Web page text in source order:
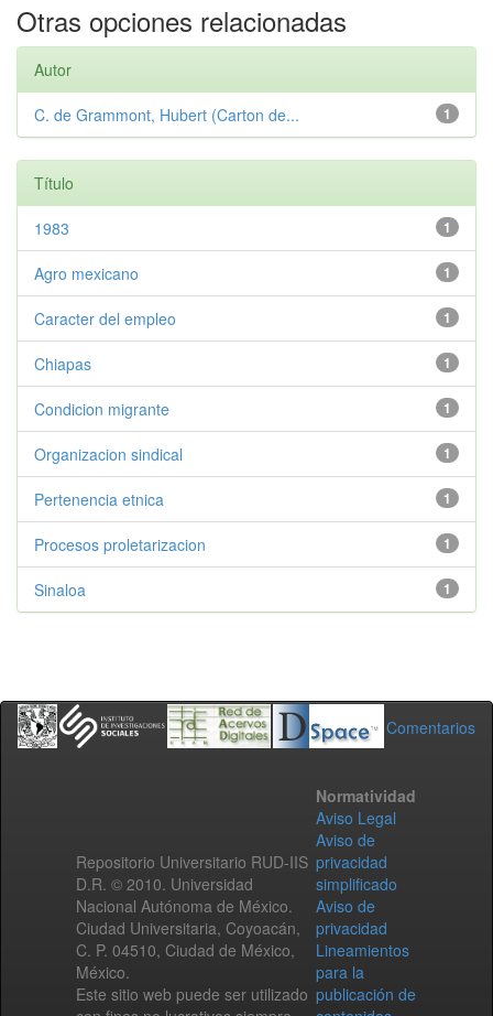
Otras opciones relacionadas
Autor
1
C. de Grammont, Hubert (Carton de...
Título
1
1983
1
Agro mexicano
1
Caracter del empleo
1
Chiapas
1
Condicion migrante
1
Organizacion sindical
1
Pertenencia etnica
1
Procesos proletarizacion
1
Sinaloa
Comentarios
Repositorio Universitario RUD-IIS
D.R. © 2010. Universidad
Nacional Autónoma de México.
Ciudad Universitaria, Coyoacán,
C. P. 04510, Ciudad de México,
México.
Este sitio web puede ser utilizado
Normatividad
Aviso Legal
Aviso de
privacidad
simplificado
Aviso de
privacidad
Lineamientos
para la
publicación de